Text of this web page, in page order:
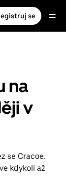
se
na
v
se Cracoe.
kdykoli až